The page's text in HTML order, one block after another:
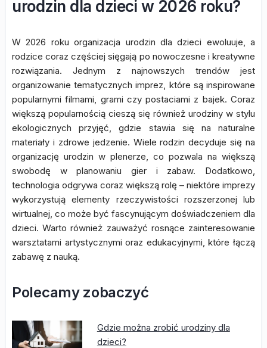
urodzin dla dzieci w 2026 roku?
W 2026 roku organizacja urodzin dla dzieci ewoluuje, a
rodzice coraz częściej sięgają po nowoczesne i kreatywne
rozwiązania. Jednym z najnowszych trendów jest
organizowanie tematycznych imprez, które są inspirowane
popularnymi filmami, grami czy postaciami z bajek. Coraz
większą popularnością cieszą się również urodziny w stylu
ekologicznych przyjęć, gdzie stawia się na naturalne
materiały i zdrowe jedzenie. Wiele rodzin decyduje się na
organizację urodzin w plenerze, co pozwala na większą
swobodę w planowaniu gier i zabaw. Dodatkowo,
technologia odgrywa coraz większą rolę – niektóre imprezy
wykorzystują elementy rzeczywistości rozszerzonej lub
wirtualnej, co może być fascynującym doświadczeniem dla
dzieci. Warto również zauważyć rosnące zainteresowanie
warsztatami artystycznymi oraz edukacyjnymi, które łączą
zabawę z nauką.
Polecamy zobaczyć
Gdzie można zrobić urodziny dla
dzieci?